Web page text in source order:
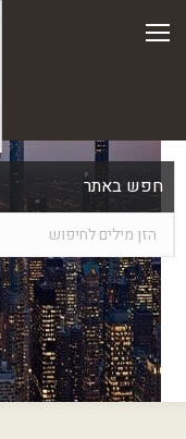
חפש באתר